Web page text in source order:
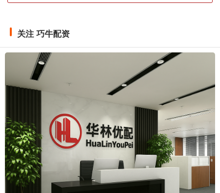
关注 巧牛配资